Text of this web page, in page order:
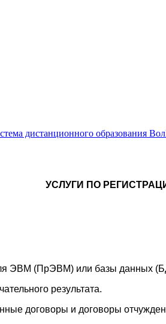
дистанционного образования
УСЛУГИ ПО
ЭВМ (ПрЭВМ) или базы данных
результата.
договоры и договоры